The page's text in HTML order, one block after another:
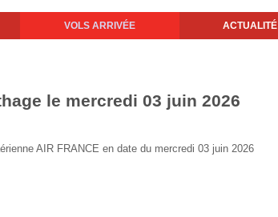
VOLS ARRIVÉE ACTUALITÉ
le mercredi 03 juin 2026
AIR FRANCE en date du mercredi 03 juin 2026